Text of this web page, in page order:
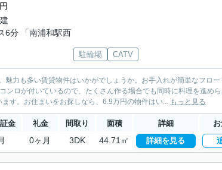
6分 「南浦和駅西
駐輪場 CATV
力も多い賃貸物件はいかがでしょうか。お手入れが簡単なフロー
ロが付いているので、たくさん作る場合でも同時に料理を進め
す。お住まいをお探しなら、6.9万円の物件はい... もっと見る
金 礼金 間取り 面積 詳細
0ヶ月 3DK 44.71㎡ 詳細を見る